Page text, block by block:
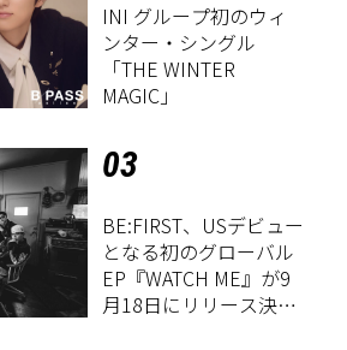
INI グループ初のウィ
ンター・シングル
「THE WINTER
MAGIC」
03
BE:FIRST、USデビュー
となる初のグローバル
EP『WATCH ME』が9
月18日にリリース決